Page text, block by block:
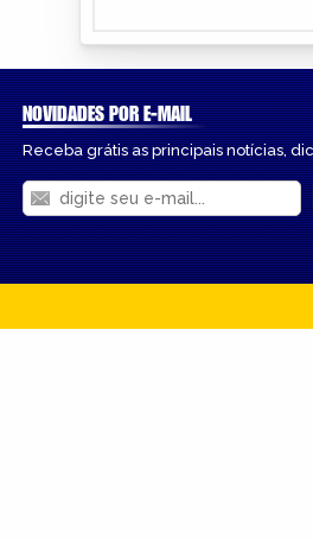
NOVIDADES POR E-MAIL
Receba grátis as principais notícias,